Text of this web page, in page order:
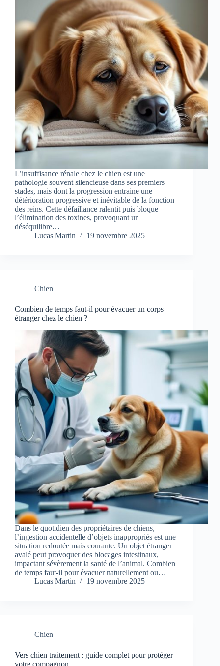
L’insuffisance rénale chez le chien est une
pathologie souvent silencieuse dans ses premiers
stades, mais dont la progression entraine une
détérioration progressive et inévitable de la fonction
des reins. Cette défaillance ralentit puis bloque
l’élimination des toxines, provoquant un
déséquilibre…
Lucas Martin
19 novembre 2025
Chien
Combien de temps faut-il pour évacuer un corps
étranger chez le chien ?
Dans le quotidien des propriétaires de chiens,
l’ingestion accidentelle d’objets inappropriés est une
situation redoutée mais courante. Un objet étranger
avalé peut provoquer des blocages intestinaux,
impactant sévèrement la santé de l’animal. Combien
de temps faut-il pour évacuer naturellement ou…
Lucas Martin
19 novembre 2025
Chien
Vers chien traitement : guide complet pour protéger
votre compagnon